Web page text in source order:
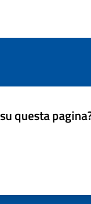
questa